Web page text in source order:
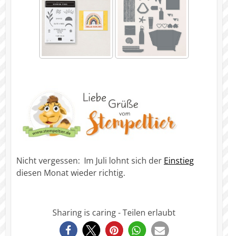
Nicht vergessen: Im Juli lohnt sich der Einstieg
diesen Monat wieder richtig.
Sharing is caring - Teilen erlaubt
1159